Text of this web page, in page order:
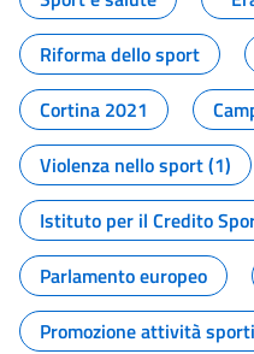
Riforma dello sport
Cortina 2021
Violenza nello sport (1)
Istituto per il Credito
Parlamento europeo
Promozione attività